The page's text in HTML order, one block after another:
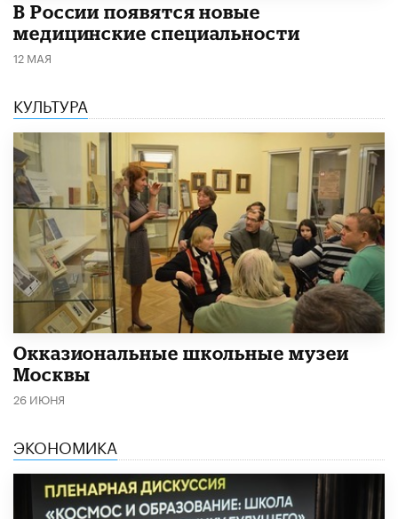
В России появятся новые
медицинские специальности
12 МАЯ
КУЛЬТУРА
​Окказиональные школьные музеи
Москвы
26 ИЮНЯ
ЭКОНОМИКА